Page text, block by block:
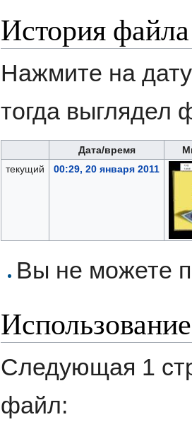
История файла
Нажмите на
тогда выглядел
Дата/время
текущий
00:29, 20 января 2011
Вы не можете
Следующая 1
файл: